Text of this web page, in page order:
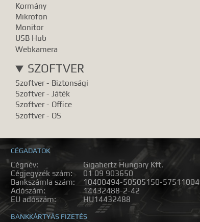
Kormány
Mikrofon
Monitor
USB Hub
Webkamera
SZOFTVER
Szoftver - Biztonsági
Szoftver - Játék
Szoftver - Office
Szoftver - OS
CÉGADATOK
Cégnév:
Gigahertz Hungary Kft.
Cégjegyzék szám:
01 09 903650
Bankszámla szám:
10400494-50505150-57511004
Adószám:
14432488-2-42
EU adószám:
HU14432488
BANKKÁRTYÁS FIZETÉS